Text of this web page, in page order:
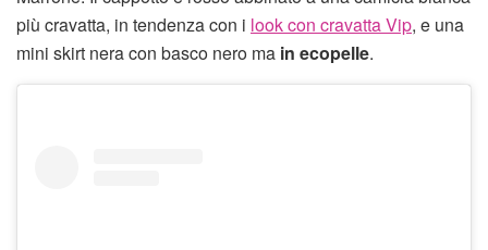
più cravatta, in tendenza con i look con cravatta Vip, e una
mini skirt nera con basco nero ma in ecopelle.